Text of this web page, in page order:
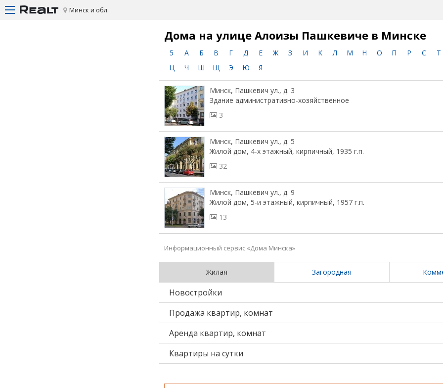
Минск и обл.
Дома на улице Алоизы Пашкевиче в Минске
5 А Б В Г Д Е Ж З И К Л М Н О П Р С Т
Ц
Ч Ш Щ Э Ю Я
Минск, Пашкевич ул., д. 3
Здание административно-хозяйственное
3
Минск, Пашкевич ул., д. 5
Жилой дом, 4-х этажный, кирпичный, 1935 г.п.
32
Минск, Пашкевич ул., д. 9
Жилой дом, 5-и этажный, кирпичный, 1957 г.п.
13
Информационный сервис «Дома Минска»
Жилая Загородная
Новостройки
Продажа квартир, комнат
Аренда квартир, комнат
Квартиры на сутки